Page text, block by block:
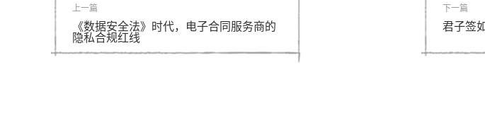
上一篇
《数据安全法》时代，电子合同服务商的
隐私合规红线
下一篇
君子签